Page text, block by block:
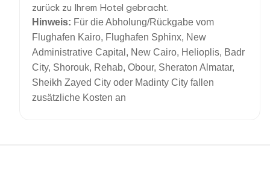
zurück zu Ihrem Hotel gebracht.
Hinweis: Für die Abholung/Rückgabe vom
Flughafen Kairo, Flughafen Sphinx, New
Administrative Capital, New Cairo, Helioplis, Badr
City, Shorouk, Rehab, Obour, Sheraton Almatar,
Sheikh Zayed City oder Madinty City fallen
zusätzliche Kosten an